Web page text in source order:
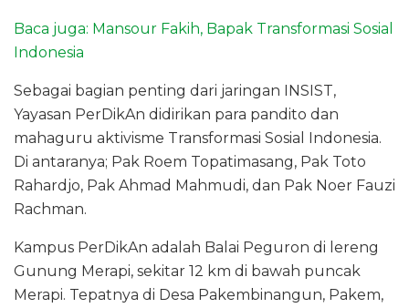
Baca juga: Mansour Fakih, Bapak Transformasi Sosial
Indonesia
Sebagai bagian penting dari jaringan INSIST,
Yayasan PerDikAn didirikan para pandito dan
mahaguru aktivisme Transformasi Sosial Indonesia.
Di antaranya; Pak Roem Topatimasang, Pak Toto
Rahardjo, Pak Ahmad Mahmudi, dan Pak Noer Fauzi
Rachman.
Kampus PerDikAn adalah Balai Peguron di lereng
Gunung Merapi, sekitar 12 km di bawah puncak
Merapi. Tepatnya di Desa Pakembinangun, Pakem,